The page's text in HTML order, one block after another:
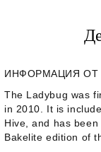
ИНФОРМАЦИЯ ОТ
The Ladybug was
in 2010. It is
Hive, and has
Bakelite edition of